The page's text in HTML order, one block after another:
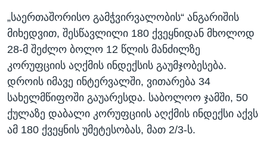
„საერთაშორისო გამჭვირვალობის“ ანგარიშის
მიხედვით, შესწავლილი 180 ქვეყნიდან მხოლოდ
28-მ შეძლო ბოლო 12 წლის მანძილზე
კორუფციის აღქმის ინდექსის გაუმჯობესება.
დროის იმავე ინტერვალში, ვითარება 34
სახელმწიფოში გაუარესდა. საბოლოო ჯამში, 50
ქულაზე დაბალი კორუფციის აღქმის ინდექსი აქვს
ამ 180 ქვეყნის უმეტესობას, მათ 2/3-ს.